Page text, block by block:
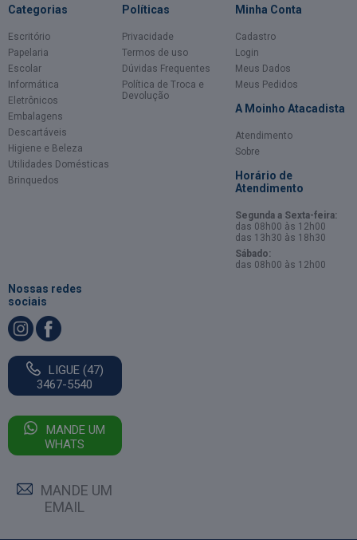
Categorias
Escritório
Papelaria
Escolar
Informática
Eletrônicos
Embalagens
Descartáveis
Higiene e Beleza
Utilidades Domésticas
Brinquedos
Políticas
Privacidade
Termos de uso
Dúvidas Frequentes
Política de Troca e
Devolução
Minha Conta
Cadastro
Login
Meus Dados
Meus Pedidos
A Moinho Atacadista
Atendimento
Sobre
Horário de
Atendimento
Segunda a Sexta-feira:
das 08h00 às 12h00
das 13h30 às 18h30
Sábado:
das 08h00 às 12h00
Nossas redes
sociais
LIGUE (47)
3467-5540
MANDE UM
WHATS
MANDE UM
EMAIL